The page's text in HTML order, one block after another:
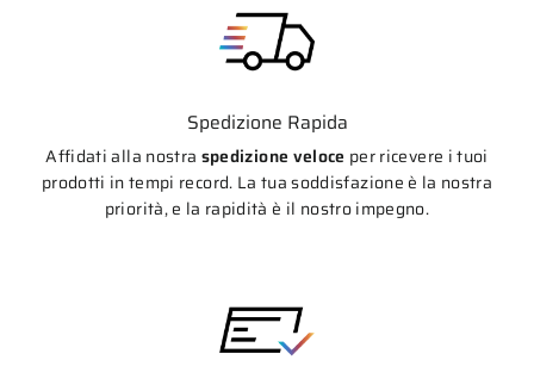
Spedizione Rapida
Affidati alla nostra spedizione veloce per ricevere i tuoi
prodotti in tempi record. La tua soddisfazione è la nostra
priorità, e la rapidità è il nostro impegno.